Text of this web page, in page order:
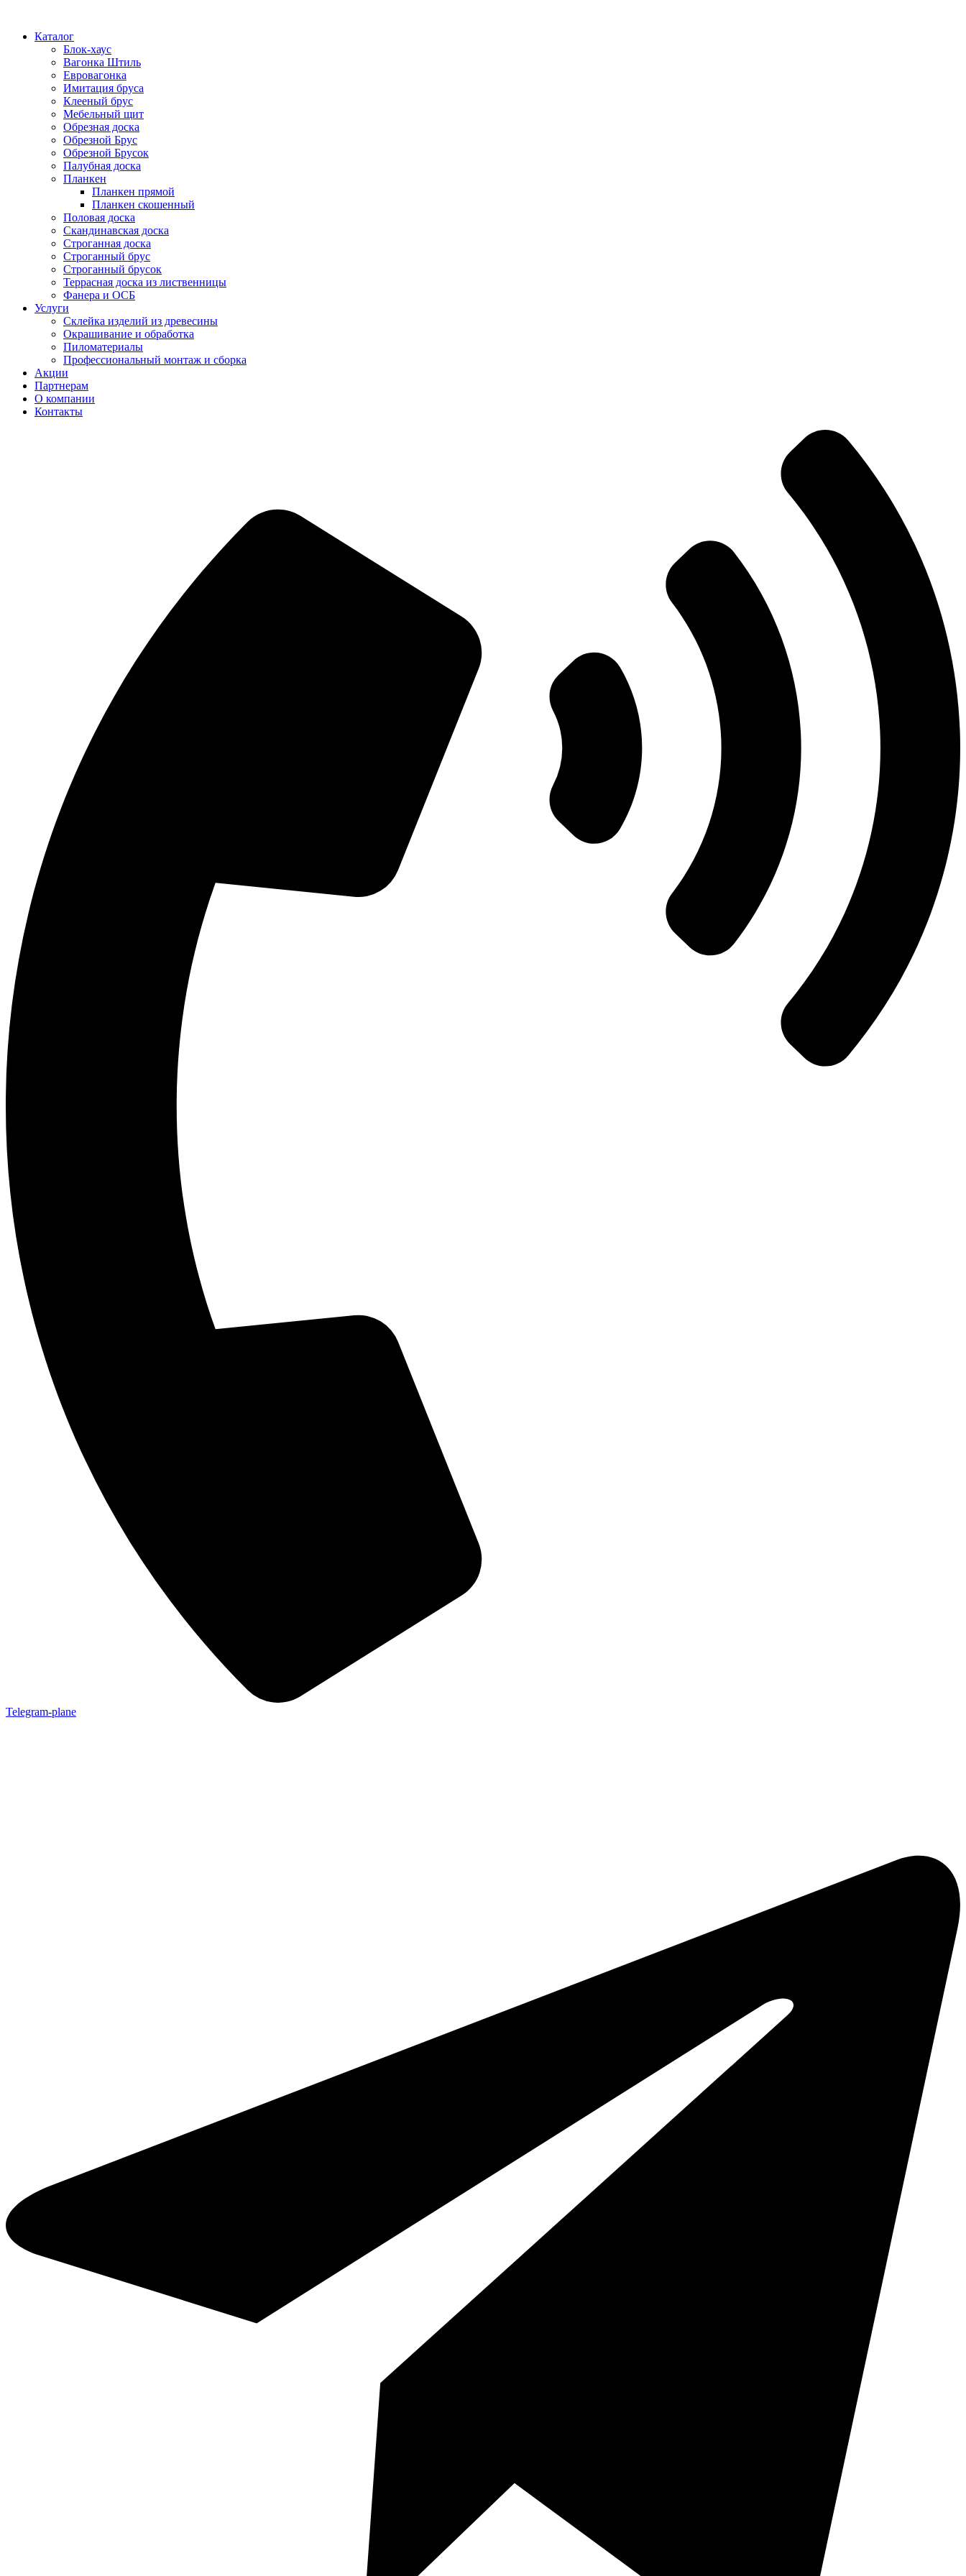
Каталог
Блок-хаус
Вагонка Штиль
Евровагонка
Имитация бруса
Клееный брус
Мебельный щит
Обрезная доска
Обрезной Брус
Обрезной Брусок
Палубная доска
Планкен
Планкен прямой
Планкен скошенный
Половая доска
Скандинавская доска
Строганная доска
Строганный брус
Строганный брусок
Террасная доска из лиственницы
Фанера и ОСБ
Услуги
Склейка изделий из древесины
Окрашивание и обработка
Пиломатериалы
Профессиональный монтаж и сборка
Акции
Партнерам
О компании
Контакты
Telegram-plane